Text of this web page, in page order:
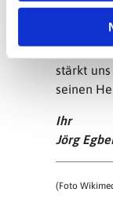
in der
stärkt
seinen
Ihr
Jörg
(Foto